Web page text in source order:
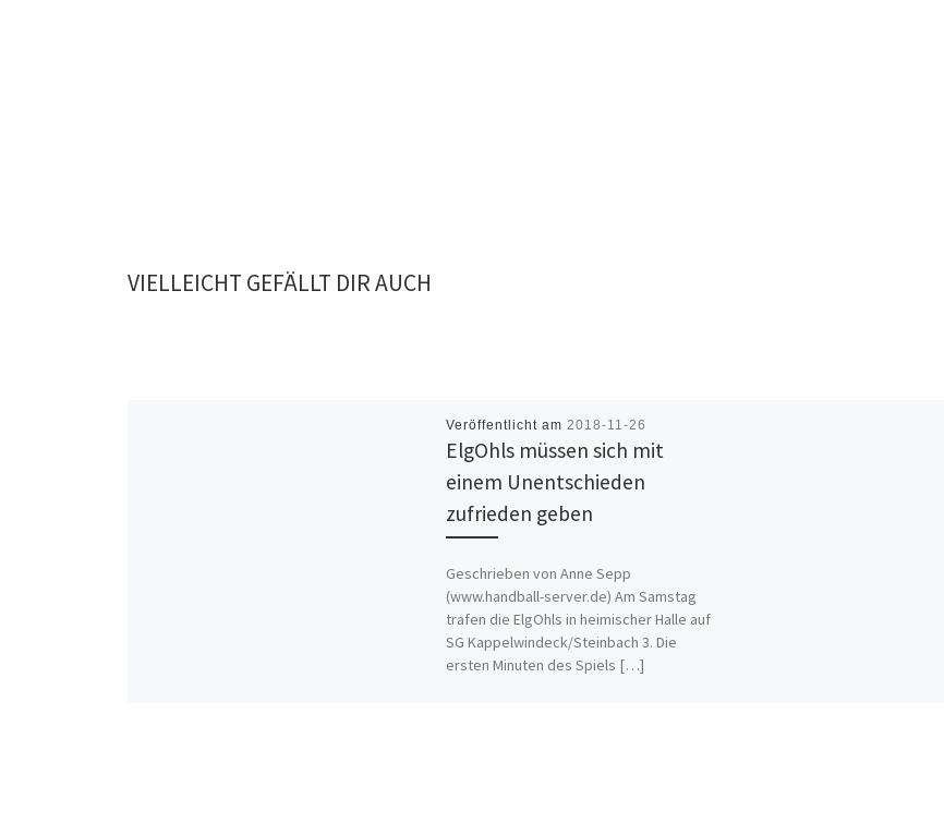
VIELLEICHT GEFÄLLT DIR AUCH
Veröffentlicht am 2018-11-26
ElgOhls müssen sich mit
einem Unentschieden
zufrieden geben
Geschrieben von Anne Sepp
(www.handball-server.de) Am Samstag
trafen die ElgOhls in heimischer Halle auf
SG Kappelwindeck/Steinbach 3. Die
ersten Minuten des Spiels […]